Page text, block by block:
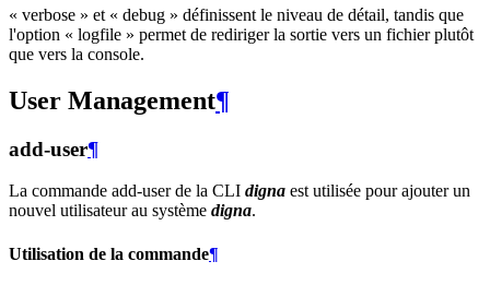
« verbose » et « debug » définissent le niveau de détail, tandis que
l'option « logfile » permet de rediriger la sortie vers un fichier plutôt
que vers la console.
User Management¶
add-user¶
La commande add-user de la CLI digna est utilisée pour ajouter un
nouvel utilisateur au système digna.
Utilisation de la commande¶